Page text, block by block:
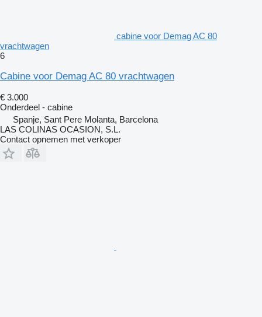
cabine voor Demag AC 80
vrachtwagen
6
Cabine voor Demag AC 80 vrachtwagen
€ 3.000
Onderdeel - cabine
Spanje, Sant Pere Molanta, Barcelona
LAS COLINAS OCASION, S.L.
Contact opnemen met verkoper